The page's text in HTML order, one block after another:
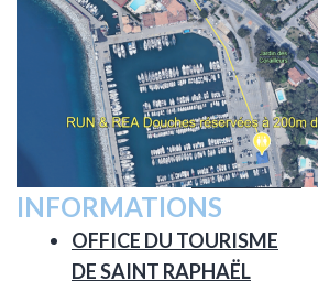
INFORMATIONS
OFFICE DU TOURISME
DE SAINT RAPHAËL